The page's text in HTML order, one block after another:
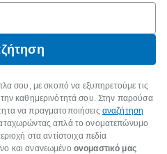
σου, με σκοπό να εξυπηρετούμε τις
καθημερινότητά σου. Στην παρούσα
να πραγματοποιήσεις αναζήτηση
απλά το ονοματεπώνυμο
στα αντίστοιχα πεδία
και ανανεωμένο ονομαστικό μας